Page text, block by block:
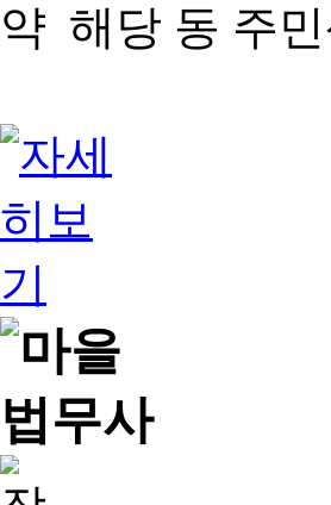
해당 동 주